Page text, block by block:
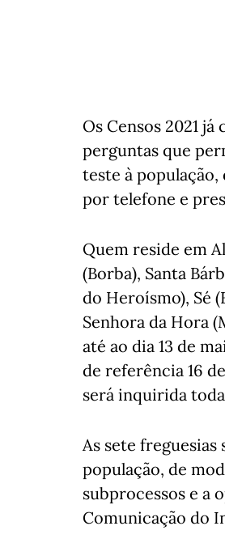
Os Censos 2021
perguntas que
teste à
por telefone e
Quem reside em
(Borba), Santa
do Heroísmo), Sé
Senhora da Hora
até ao dia 13 de
de referência 16
será inquirida
As sete
população, de
subprocessos e a
Comunicação do